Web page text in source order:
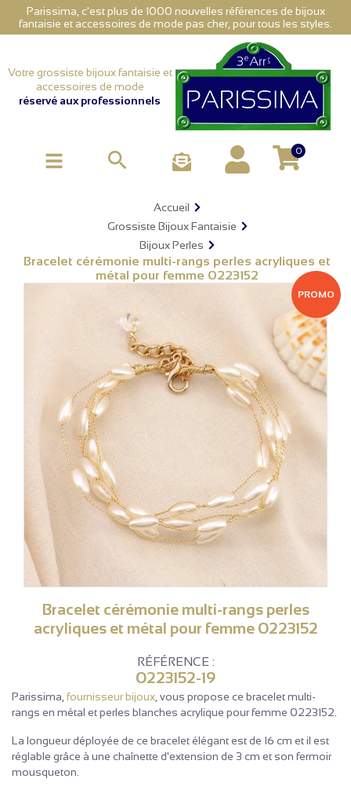
Parissima, c'est plus de 1000 nouvelles références de bijoux
fantaisie et accessoires de mode pas cher, pour tous les styles.
Votre grossiste bijoux fantaisie et
accessoires de mode
réservé aux professionnels
 0
Accueil
Grossiste Bijoux Fantaisie
Bijoux Perles
Bracelet cérémonie multi-rangs perles acryliques et
métal pour femme 0223152
PROMO
Bracelet cérémonie multi-rangs perles
acryliques et métal pour femme 0223152
RÉFÉRENCE :
0223152-19
Parissima, fournisseur bijoux , vous propose ce bracelet multi-
rangs en métal et perles blanches acrylique pour femme 0223152.
La longueur déployée de ce bracelet élégant est de 16 cm et il est
réglable grâce à une chaînette d'extension de 3 cm et son fermoir
mousqueton.